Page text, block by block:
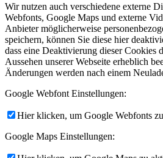
Wir nutzen auch verschiedene externe
Webfonts, Google Maps und externe
Anbieter möglicherweise
speichern, können Sie diese hier
dass eine Deaktivierung dieser Cookies
Aussehen unserer Webseite erheblich
Änderungen werden nach einem
Google Webfont Einstellungen:
Hier klicken, um Google Webfonts
Google Maps Einstellungen: